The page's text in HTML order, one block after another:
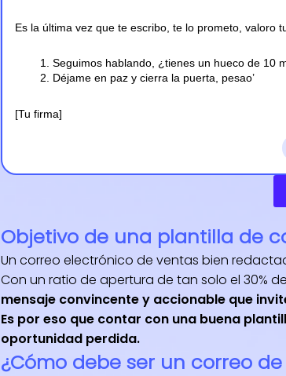
Es la última vez que te escribo, te lo prometo, valoro
Seguimos hablando, ¿tienes un hueco de 10
Déjame en paz y cierra la puerta, pesao’
[Tu firma]
Objetivo de una plantilla de
Un correo electrónico de ventas bien
Con un ratio de apertura de tan solo el 30%
mensaje convincente y accionable que
Es por eso que contar con una buena
oportunidad perdida.
¿Cómo debe ser un correo